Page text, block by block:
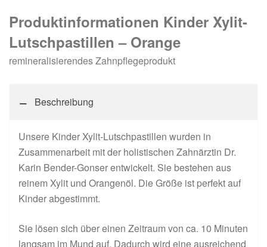
Produktinformationen Kinder Xylit-
Lutschpastillen – Orange
remineralisierendes Zahnpflegeprodukt
Beschreibung
Unsere Kinder Xylit-Lutschpastillen wurden in
Zusammenarbeit mit der holistischen Zahnärztin Dr.
Karin Bender-Gonser entwickelt. Sie bestehen aus
reinem Xylit und Orangenöl. Die Größe ist perfekt auf
Kinder abgestimmt.
Sie lösen sich über einen Zeitraum von ca. 10 Minuten
langsam im Mund auf. Dadurch wird eine ausreichend